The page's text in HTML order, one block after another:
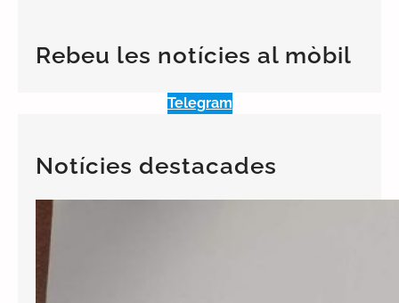
hRebeu les notícies al mòbil
Telegram
Notícies destacades